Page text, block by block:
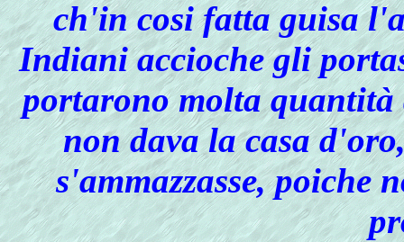
ch'in cosi fatta guisa
Indiani accioche gli
portarono molta
non dava la casa
s'ammazzasse, poiche